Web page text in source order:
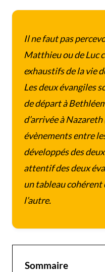
Il ne faut pas
Matthieu ou de Luc
exhaustifs de la vie
Les deux évangiles
de départ à
d’arrivée à
évènements entre
développés des
attentif des deux
un tableau cohérent
l’autre.
Sommaire